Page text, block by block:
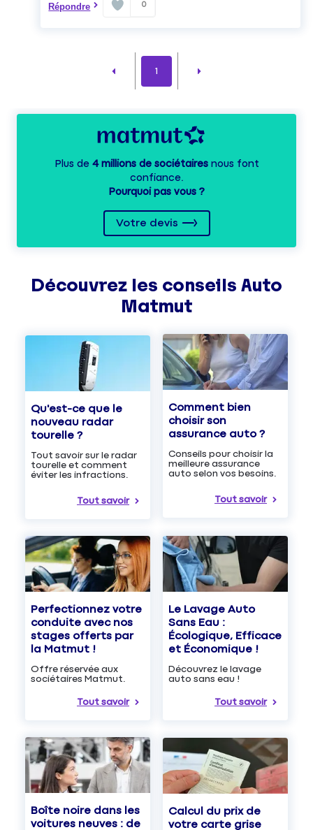
Répondre 0
1
Plus de 4 millions de sociétairesnous font
confiance.
Pourquoi pas vous ?
Votre devis
Découvrez les conseils Auto
Matmut
Qu'est-ce que le
nouveau radar
tourelle ?
Tout savoir sur le radar
tourelle et comment
éviter les infractions.
Tout savoir
Comment bien
choisir son
assurance auto ?
Conseils pour choisir la
meilleure assurance
auto selon vos besoins.
Tout savoir
Perfectionnez votre
conduite avec nos
stages offerts par
la Matmut !
Offre réservée aux
sociétaires Matmut.
Tout savoir
Le Lavage Auto
Sans Eau :
Écologique, Efficace
et Économique !
Découvrez le lavage
auto sans eau !
Tout savoir
Boîte noire dans les
voitures neuves : de
Calcul du prix de
votre carte grise